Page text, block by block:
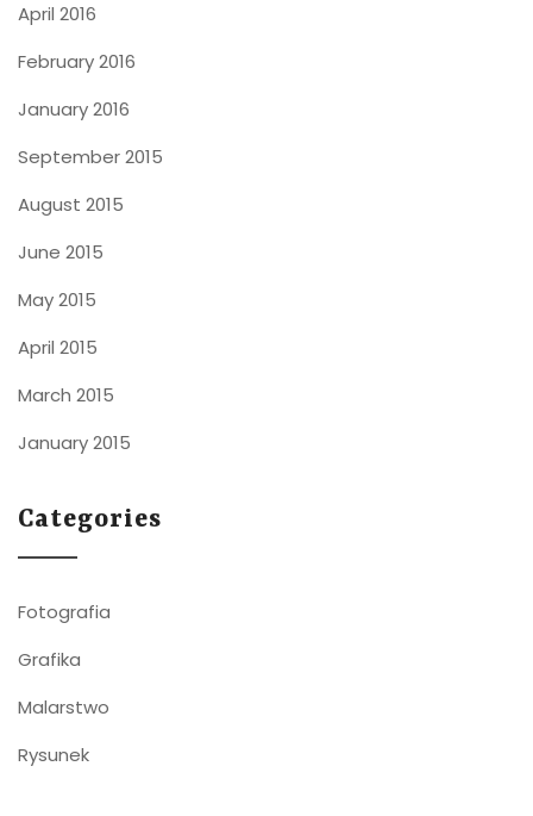
April 2016
February 2016
January 2016
September 2015
August 2015
June 2015
May 2015
April 2015
March 2015
January 2015
Categories
Fotografia
Grafika
Malarstwo
Rysunek